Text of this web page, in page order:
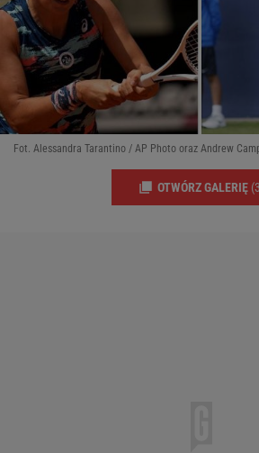
Fot. Alessandra Tarantino / AP Photo oraz Andrew
OTWÓRZ GALERIĘ